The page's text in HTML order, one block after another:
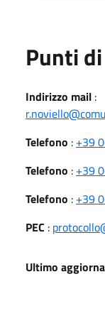
Punti
Indirizzo mail :
Telefono : +39
Telefono : +39
Telefono : +39
PEC :
Ultimo